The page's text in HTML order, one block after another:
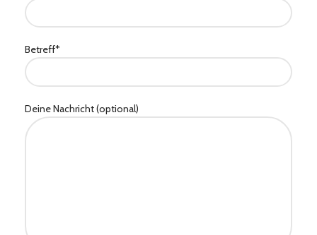
Betreff*
Deine Nachricht (optional)